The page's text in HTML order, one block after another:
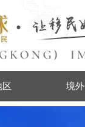
区 境